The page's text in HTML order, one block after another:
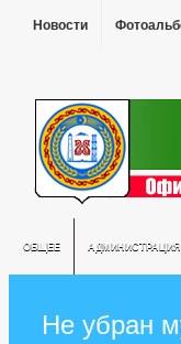
Новости
ОБЩЕЕ АДМИНИСТРАЦИЯ
Не убран